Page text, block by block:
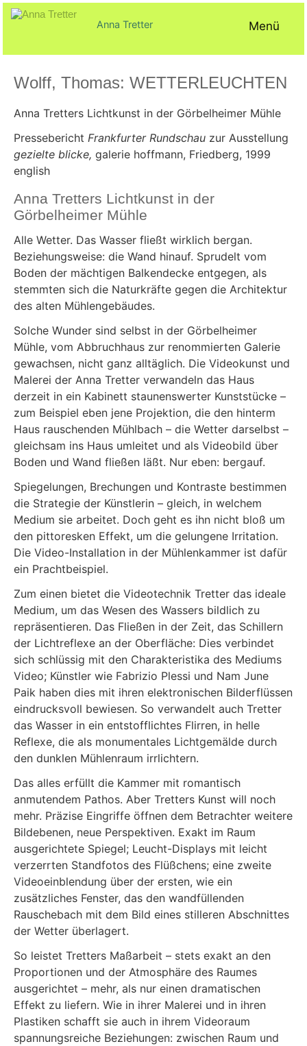
Zum
Inhalt
Anna Tretter Menü
Wolff, Thomas: WETTERLEUCHTEN
am
Juli
ck@
Texte
Anna Tretters Lichtkunst in der Görbelheimer Mühle
Pressebericht Frankfurter Rundschau zur Ausstellung
gezielte blicke, galerie hoffmann, Friedberg, 1999
english
Anna Tretters Lichtkunst in der
Görbelheimer Mühle
Alle Wetter. Das Wasser fließt wirklich bergan.
Beziehungsweise: die Wand hinauf. Sprudelt vom
Boden der mächtigen Balkendecke entgegen, als
stemmten sich die Naturkräfte gegen die Architektur
des alten Mühlengebäudes.
Solche Wunder sind selbst in der Görbelheimer
Mühle, vom Abbruchhaus zur renommierten Galerie
gewachsen, nicht ganz alltäglich. Die Videokunst und
Malerei der Anna Tretter verwandeln das Haus
derzeit in ein Kabinett staunenswerter Kunststücke –
zum Beispiel eben jene Projektion, die den hinterm
Haus rauschenden Mühlbach – die Wetter darselbst –
gleichsam ins Haus umleitet und als Videobild über
Boden und Wand fließen läßt. Nur eben: bergauf.
Spiegelungen, Brechungen und Kontraste bestimmen
die Strategie der Künstlerin – gleich, in welchem
Medium sie arbeitet. Doch geht es ihn nicht bloß um
den pittoresken Effekt, um die gelungene Irritation.
Die Video-Installation in der Mühlenkammer ist dafür
ein Prachtbeispiel.
Zum einen bietet die Videotechnik Tretter das ideale
Medium, um das Wesen des Wassers bildlich zu
repräsentieren. Das Fließen in der Zeit, das Schillern
der Lichtreflexe an der Oberfläche: Dies verbindet
sich schlüssig mit den Charakteristika des Mediums
Video; Künstler wie Fabrizio Plessi und Nam June
Paik haben dies mit ihren elektronischen Bilderflüssen
eindrucksvoll bewiesen. So verwandelt auch Tretter
das Wasser in ein entstofflichtes Flirren, in helle
Reflexe, die als monumentales Lichtgemälde durch
den dunklen Mühlenraum irrlichtern.
Das alles erfüllt die Kammer mit romantisch
anmutendem Pathos. Aber Tretters Kunst will noch
mehr. Präzise Eingriffe öffnen dem Betrachter weitere
Bildebenen, neue Perspektiven. Exakt im Raum
ausgerichtete Spiegel; Leucht-Displays mit leicht
verzerrten Standfotos des Flüßchens; eine zweite
Videoeinblendung über der ersten, wie ein
zusätzliches Fenster, das den wandfüllenden
Rauschebach mit dem Bild eines stilleren Abschnittes
der Wetter überlagert.
So leistet Tretters Maßarbeit – stets exakt an den
Proportionen und der Atmosphäre des Raumes
ausgerichtet – mehr, als nur einen dramatischen
Effekt zu liefern. Wie in ihrer Malerei und in ihren
Plastiken schafft sie auch in ihrem Videoraum
spannungsreiche Beziehungen: zwischen Raum und